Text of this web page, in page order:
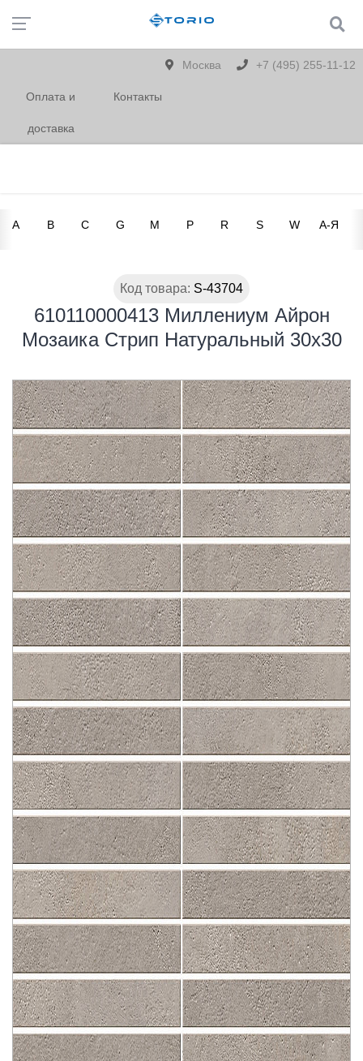
Москва +7 (495) 255-11-12
Оплата и
доставка
Контакты
A B C G M P R S W А-Я
Код товара: S-43704
610110000413 Миллениум Айрон
Мозаика Стрип Натуральный 30х30